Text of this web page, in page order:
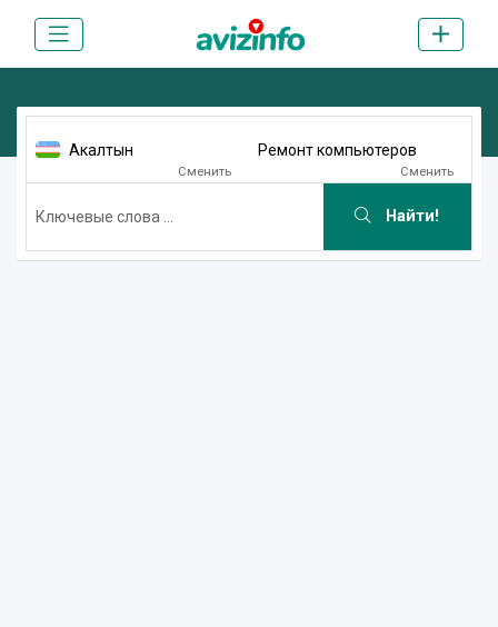
Акалтын
Сменить
Ремонт компьютеров
Сменить
Найти!